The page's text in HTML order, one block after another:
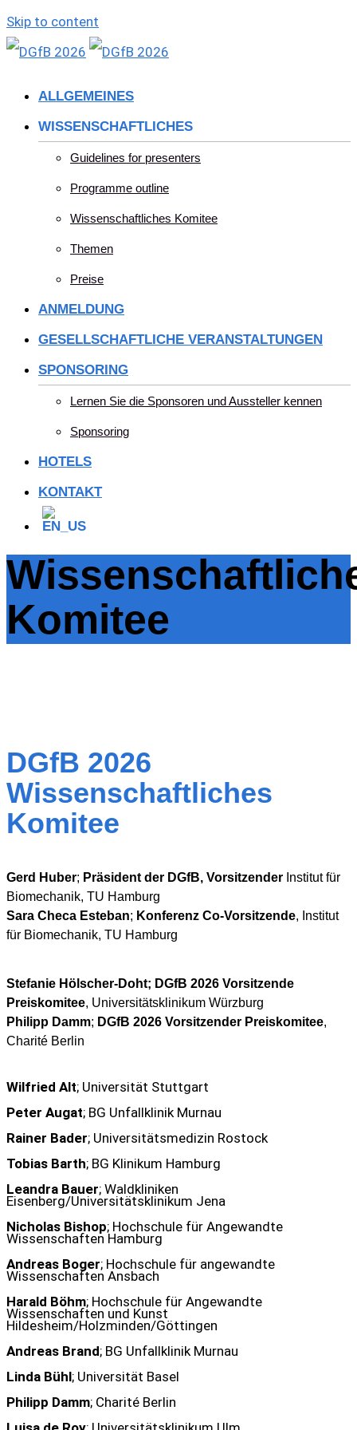
Skip to content
ALLGEMEINES
WISSENSCHAFTLICHES
Guidelines for presenters
Programme outline
Wissenschaftliches Komitee
Themen
Preise
ANMELDUNG
GESELLSCHAFTLICHE VERANSTALTUNGEN
SPONSORING
Lernen Sie die Sponsoren und Aussteller kennen
Sponsoring
HOTELS
KONTAKT
Komitee
DGfB 2026
Wissenschaftliches
Komitee
Gerd Huber; Präsident der DGfB, Vorsitzender Institut für
Biomechanik, TU Hamburg
Sara Checa Esteban; Konferenz Co-Vorsitzende, Institut
für Biomechanik, TU Hamburg
Stefanie Hölscher-Doht; DGfB 2026 Vorsitzende
Preiskomitee, Universitätsklinikum Würzburg
Philipp Damm; DGfB 2026 Vorsitzender Preiskomitee,
Charité Berlin
Wilfried Alt; Universität Stuttgart
Peter Augat; BG Unfallklinik Murnau
Rainer Bader; Universitätsmedizin Rostock
Tobias Barth; BG Klinikum Hamburg
Leandra Bauer; Waldkliniken
Eisenberg/Universitätsklinikum Jena
Nicholas Bishop; Hochschule für Angewandte
Wissenschaften Hamburg
Andreas Boger; Hochschule für angewandte
Wissenschaften Ansbach
Harald Böhm; Hochschule für Angewandte
Wissenschaften und Kunst
Hildesheim/Holzminden/Göttingen
Andreas Brand; BG Unfallklinik Murnau
Linda Bühl; Universität Basel
Philipp Damm; Charité Berlin